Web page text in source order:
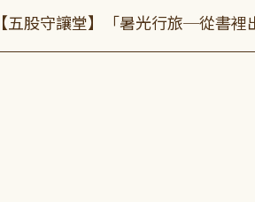
【五股守讓堂】「暑光行旅─從書